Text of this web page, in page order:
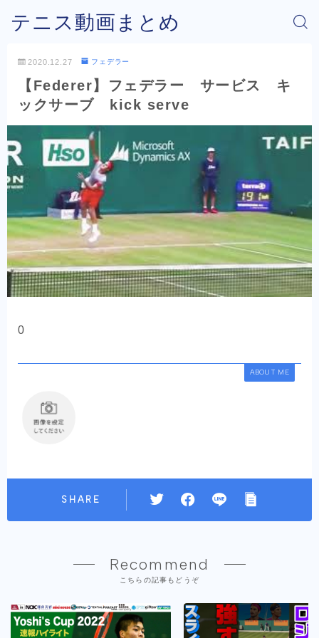
テニス動画まとめ
2020.12.27 フェデラー
【Federer】フェデラー サービス キ
ックサーブ kick serve
0
ABOUT ME
SHARE
Recommend
こちらの記事もどうぞ